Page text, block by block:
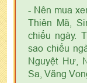
- Nên mua
Thiên Mã,
chiếu ngày.
sao chiếu
Nguyệt Hư,
Sa, Vãng